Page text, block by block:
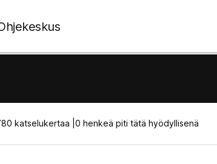
katselukertaa | 0 henkeä piti tätä hyödyllisenä